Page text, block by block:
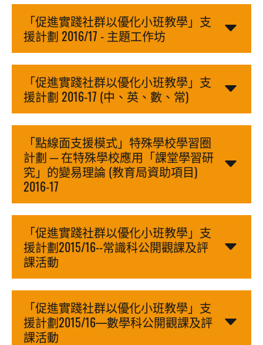
「促進實踐社群以優化小班教學」支
援計劃 2016/17 - 主題工作坊
「促進實踐社群以優化小班教學」支
援計劃 2016-17 (中、英、數、常)
「點線面支援模式」特殊學校學習圈
計劃 ─ 在特殊學校應用「課堂學習研
究」的變易理論 (教育局資助項目)
2016-17
「促進實踐社群以優化小班教學」支
援計劃2015/16--常識科公開觀課及評
課活動
「促進實踐社群以優化小班教學」支
援計劃2015/16—數學科公開觀課及評
課活動